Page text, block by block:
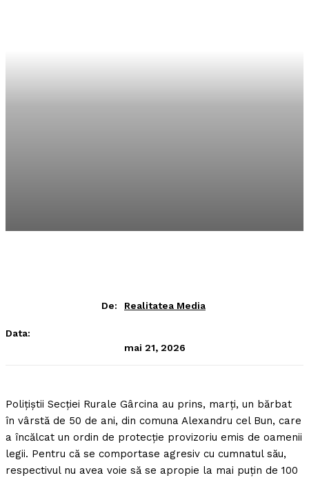
De: Realitatea Media
Data:
mai 21, 2026
Poliţiştii Secţiei Rurale Gârcina au prins, marţi, un bărbat
în vârstă de 50 de ani, din comuna Alexandru cel Bun, care
a încălcat un ordin de protecţie provizoriu emis de oamenii
legii. Pentru că se comportase agresiv cu cumnatul său,
respectivul nu avea voie să se apropie la mai puţin de 100